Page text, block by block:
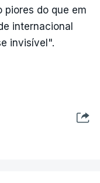
piores do que em
internacional
invisível".